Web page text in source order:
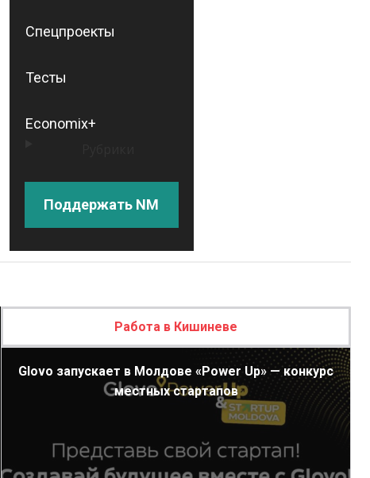
Спецпроекты
Тесты
Economix+
Поддержать NM
Работа в Кишиневе
Glovo запускает в Молдове «Power Up» — конкурс
местных стартапов